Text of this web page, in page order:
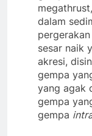
dalam
sesar naik
akresi,
gempa
yang agak
gempa
gempa